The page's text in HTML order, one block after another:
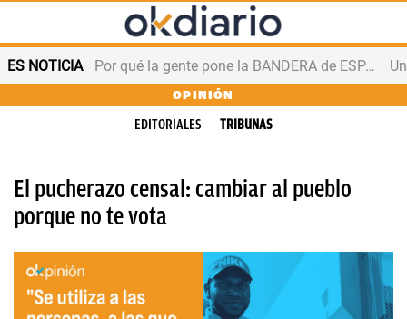
ES NOTICIA Por qué la gente pone la BANDERA de ESPAÑA en el balcón
OPINIÓN
EDITORIALES TRIBUNAS
El pucherazo censal: cambiar al pueblo
porque no te vota